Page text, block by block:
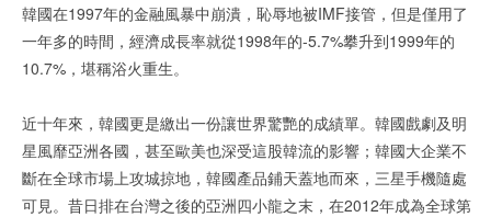
韓國在1997年的金融風暴中崩潰，恥辱地被IMF接管，但是僅用了
一年多的時間，經濟成長率就從1998年的-5.7%攀升到1999年的
10.7%，堪稱浴火重生。
近十年來，韓國更是繳出一份讓世界驚艷的成績單。韓國戲劇及明
星風靡亞洲各國，甚至歐美也深受這股韓流的影響；韓國大企業不
斷在全球市場上攻城掠地，韓國產品鋪天蓋地而來，三星手機隨處
可見。昔日排在台灣之後的亞洲四小龍之末，在2012年成為全球第